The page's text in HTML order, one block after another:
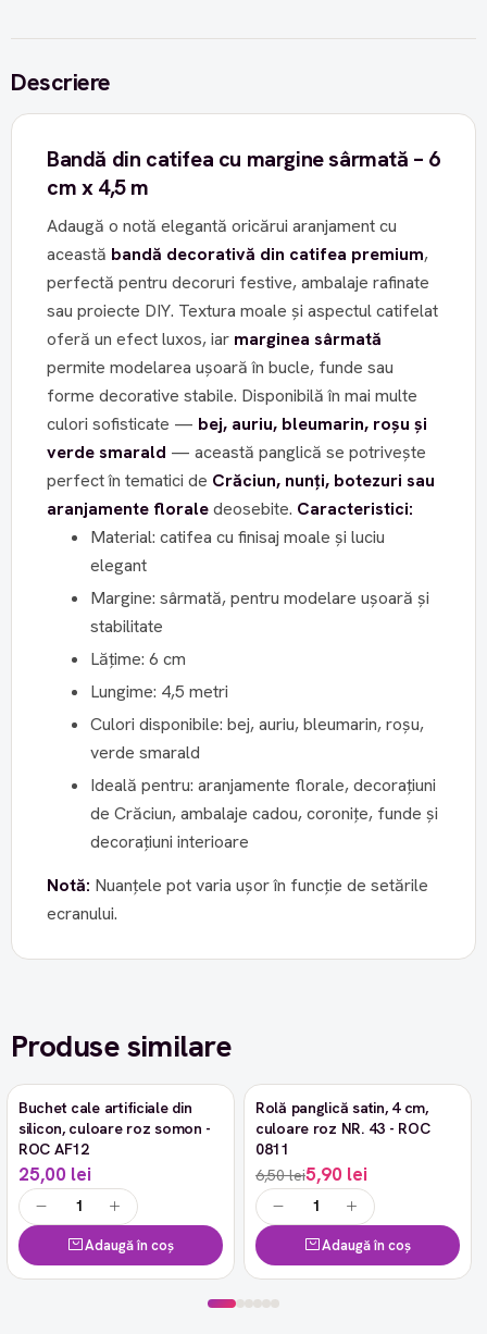
Descriere
Bandă din catifea cu margine sârmată – 6
cm x 4,5 m
Adaugă o notă elegantă oricărui aranjament cu
această bandă decorativă din catifea premium,
perfectă pentru decoruri festive, ambalaje rafinate
sau proiecte DIY. Textura moale și aspectul catifelat
oferă un efect luxos, iar marginea sârmată
permite modelarea ușoară în bucle, funde sau
forme decorative stabile. Disponibilă în mai multe
culori sofisticate — bej, auriu, bleumarin, roșu și
verde smarald — această panglică se potrivește
perfect în tematici de Crăciun, nunți, botezuri sau
aranjamente floraledeosebite. Caracteristici:
Material: catifea cu finisaj moale și luciu
elegant
Margine: sârmată, pentru modelare ușoară și
stabilitate
Lățime: 6 cm
Lungime: 4,5 metri
Culori disponibile: bej, auriu, bleumarin, roșu,
verde smarald
Ideală pentru: aranjamente florale, decorațiuni
de Crăciun, ambalaje cadou, coronițe, funde și
decorațiuni interioare
Notă: Nuanțele pot varia ușor în funcție de setările
ecranului.
Produse similare
Buchet cale artificiale din
silicon, culoare roz somon -
ROC AF12
25,00 lei
Adaugă în coș
-9%
Rolă panglică satin, 4 cm,
culoare roz NR. 43 - ROC
0811
6,50 lei5,90 lei
Adaugă în coș